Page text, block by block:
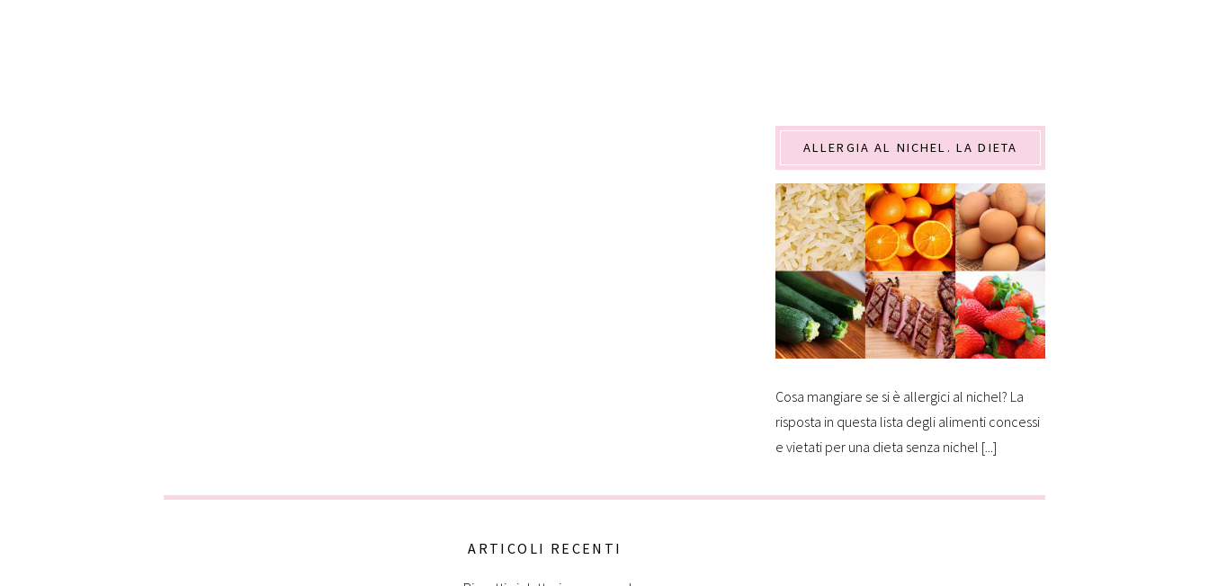
ALLERGIA AL NICHEL. LA DIETA
Cosa mangiare se si è allergici al nichel? La
risposta in questa lista degli alimenti concessi
e vietati per una dieta senza nichel [...]
ARTICOLI RECENTI